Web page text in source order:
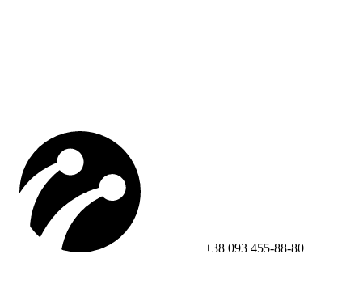
+38 093 455-88-80